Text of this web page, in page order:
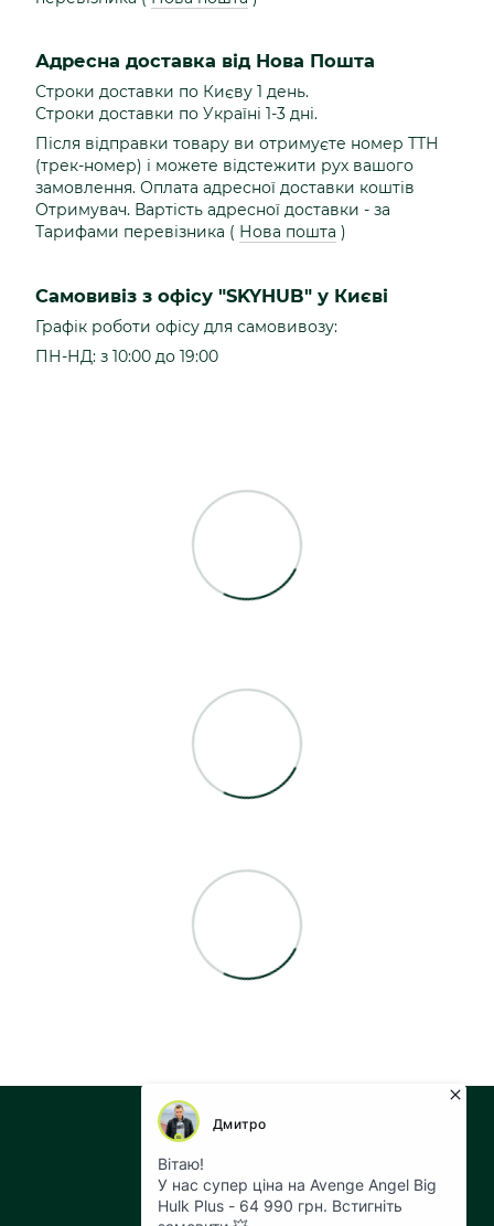
Адресна доставка від Нова Пошта
Строки доставки по Києву 1 день.
Строки доставки по Україні 1-3 дні.
Після відправки товару ви отримуєте номер ТТН
(трек-номер) і можете відстежити рух вашого
замовлення. Оплата адресної доставки коштів
Отримувач. Вартість адресної доставки - за
Тарифами перевізника ( Нова пошта )
Самовивіз з офісу "SKYHUB" у Києві
Графік роботи офісу для самовивозу:
ПН-НД: з 10:00 до 19:00
+38 073 043 55 05
Контактна інформація
Повна версія сайту